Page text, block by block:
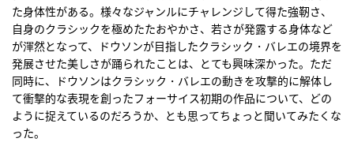
た身体性がある。様々なジャンルにチャレンジして得た強靭さ、
自身のクラシックを極めたたおやかさ、若さが発露する身体など
が渾然となって、ドウソンが目指したクラシック・バレエの境界を
発展させた美しさが踊られたことは、とても興味深かった。ただ
同時に、ドウソンはクラシック・バレエの動きを攻撃的に解体し
て衝撃的な表現を創ったフォーサイス初期の作品について、どの
ように捉えているのだろうか、とも思ってちょっと聞いてみたくな
った。